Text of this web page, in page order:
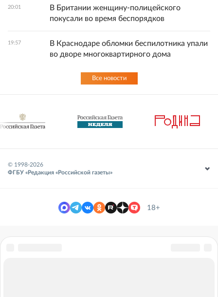
20:01
В Британии женщину-полицейского
покусали во время беспорядков
19:57
В Краснодаре обломки беспилотника упали
во дворе многоквартирного дома
Все новости
© 1998-2026
ФГБУ «Редакция «Российской газеты»
18+